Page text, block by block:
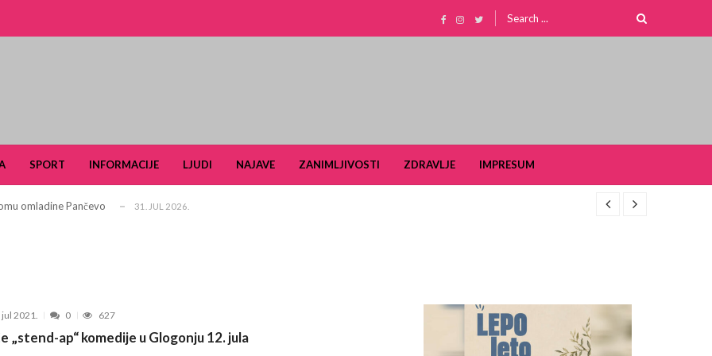
Search
SPORT INFORMACIJE LJUDI NAJAVE ZANIMLJIVOSTI ZDRAVLJE IMPRESUM
u Ulici Dragutina Ilkića Birte kod v... 21. APRIL 2026.
omladine Pančevo 31. JUL 2026.
Stara Misa: Na mrežu će biti pri...
otvara nove mogućnosti za obrazovan...
od 25. do 28. juna
u okviru projekta TERRAIN u čijem fo...
jul 2021. 0 627
„stend-ap“ komedije u Glogonju 12. jula